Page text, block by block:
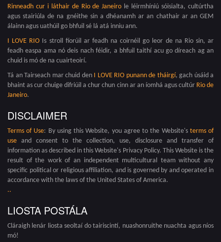
Rinneadh cur i láthair de Rio de Janeiro le léirmhíniú sóisialta, cultúrtha
agus stairiúla de na gnéithe sin a dhéanamh ar an chathair ar an GEM
álainn agus uathúil go bhfuil sé lá atá inniu ann.
I LOVE RIO Is stroll fíorúil ar feadh na coirnéil go leor de na Rio sin, ar
feadh easpa ama nó deis nach féidir, a bhfuil taithí acu go díreach ag an
chuid is mó de na cuairteoirí.
Tá an Tairseach mar chuid den
I LOVE RIO punann de tháirgí, gach úsáid a
bhaint as cur chuige difriúil a chur chun cinn ar an íomhá agus cultúr Rio de
Janeiro.
DISCLAIMER
Terms of Use: By using this Website, you agree to the Website's terms of
use and consent to the collection, use, disclosure and transfer of
information as described in this Website's Privacy Policy. This Website is the
result of the work of an independent multicultural team without any
specific political or religious affiliation, and is governed by and operated in
accordance with the laws of the United States of America.
..
LIOSTA POSTÁLA
Cláraigh lenár liosta seoltaí do tairiscintí, nuashonruithe nuachta agus níos
mó!